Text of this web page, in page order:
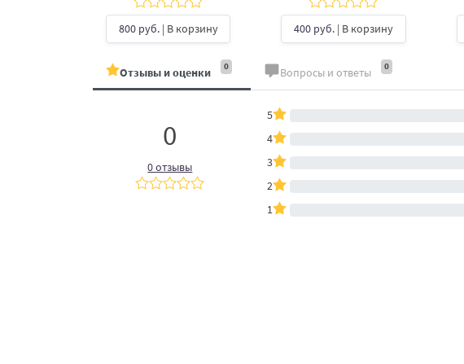
800 руб.| В корзину 400 руб.| В корзину
Отзывы и оценки 0 Вопросы и ответы 0
0
0 отзывы
5
4
3
2
1